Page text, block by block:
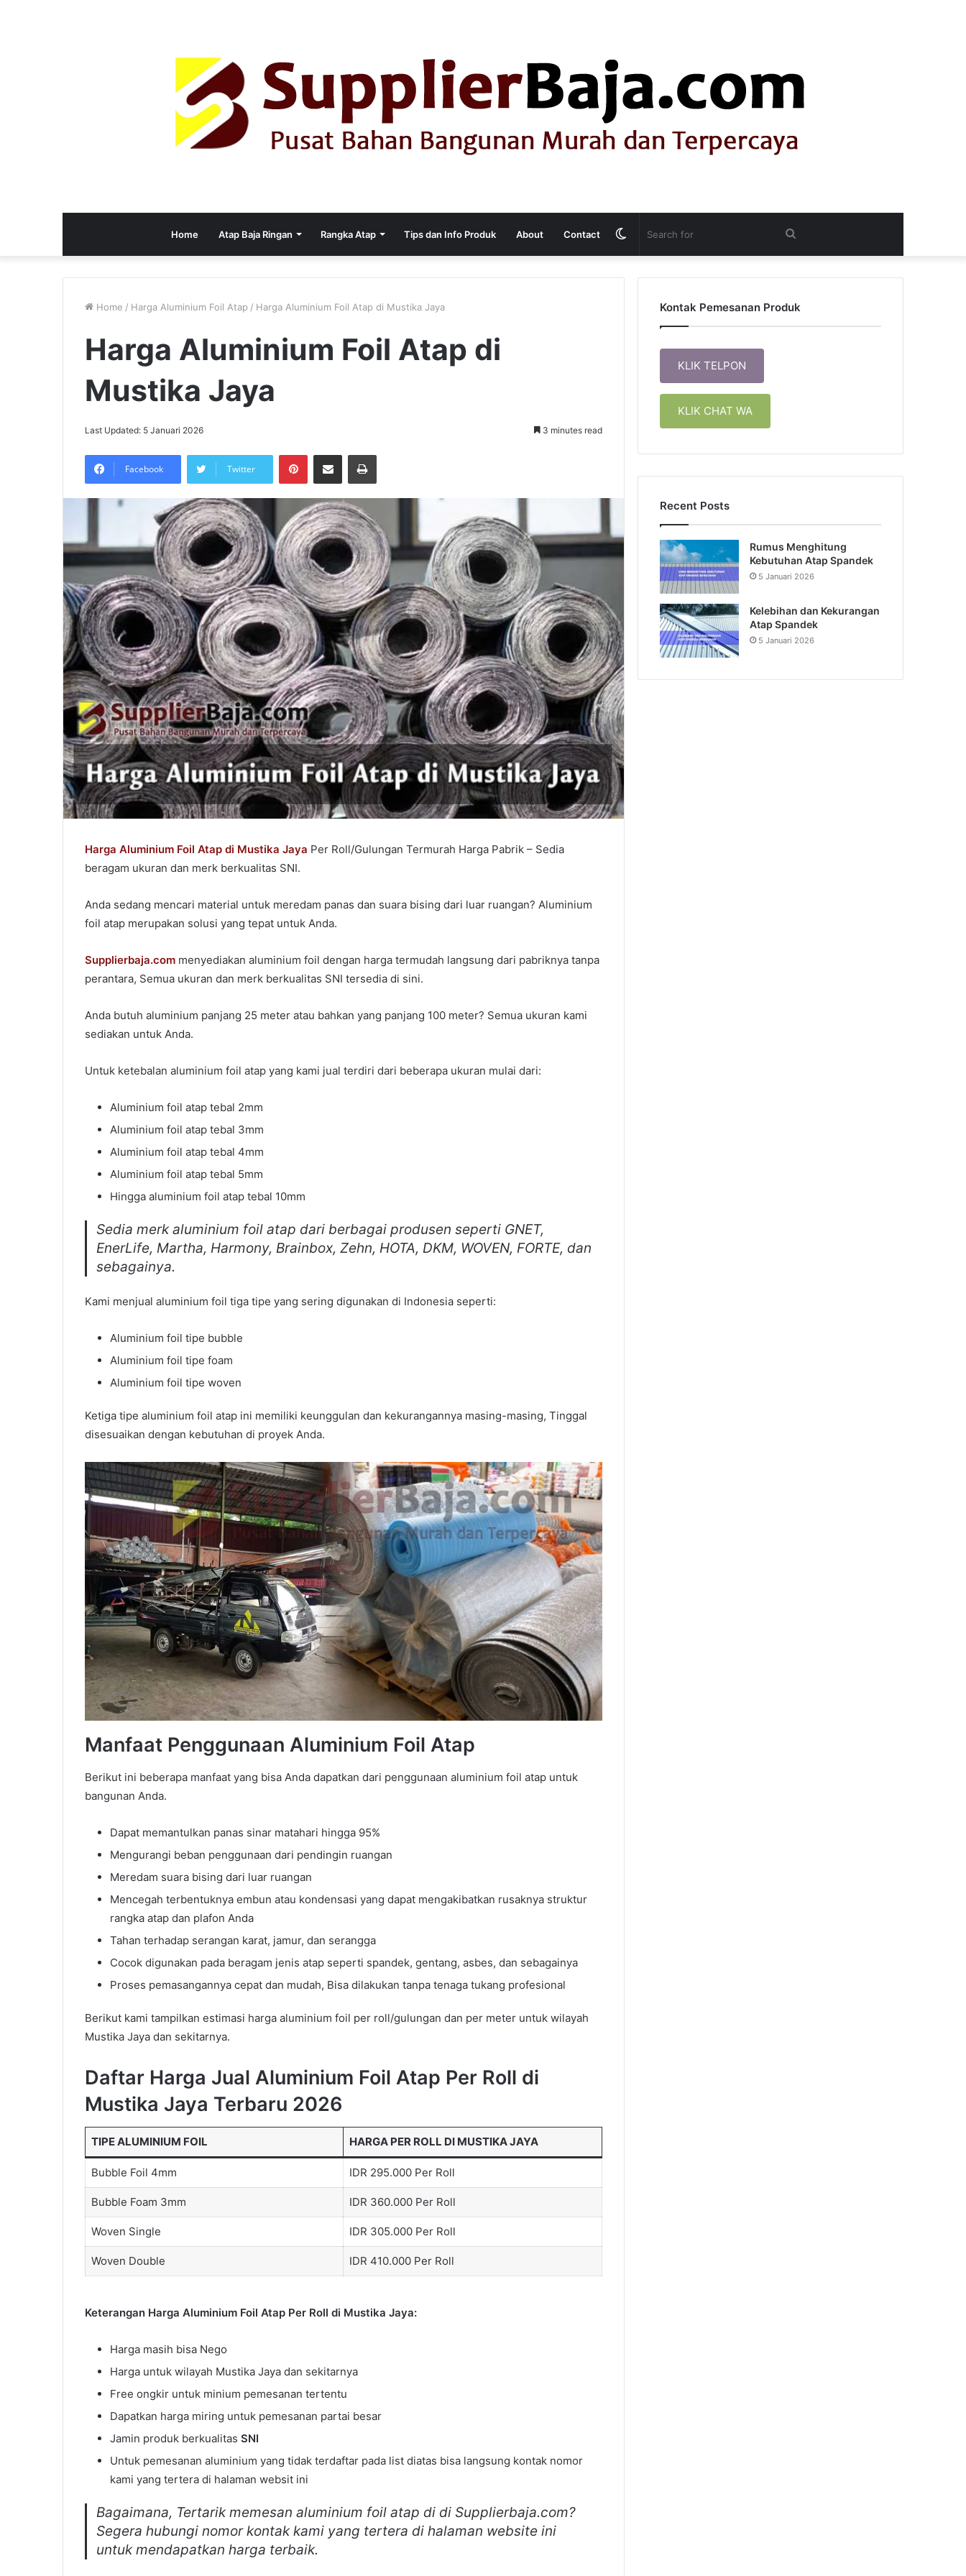
Home Atap Baja Ringan Rangka Atap Tips dan Info Produk About Contact
for
Switch
skin
Home / Harga Aluminium Foil Atap / Harga Aluminium Foil Atap di Mustika Jaya
Harga Aluminium Foil Atap di
Mustika Jaya
Last Updated: 5 Januari 2026 3 minutes read
Facebook Twitter
PinterestShare via Email Print
Harga Aluminium Foil Atap di Mustika Jaya Per Roll/Gulungan Termurah Harga Pabrik – Sedia
beragam ukuran dan merk berkualitas SNI.
Anda sedang mencari material untuk meredam panas dan suara bising dari luar ruangan? Aluminium
foil atap merupakan solusi yang tepat untuk Anda.
Supplierbaja.com menyediakan aluminium foil dengan harga termudah langsung dari pabriknya tanpa
perantara, Semua ukuran dan merk berkualitas SNI tersedia di sini.
Anda butuh aluminium panjang 25 meter atau bahkan yang panjang 100 meter? Semua ukuran kami
sediakan untuk Anda.
Untuk ketebalan aluminium foil atap yang kami jual terdiri dari beberapa ukuran mulai dari:
Aluminium foil atap tebal 2mm
Aluminium foil atap tebal 3mm
Aluminium foil atap tebal 4mm
Aluminium foil atap tebal 5mm
Hingga aluminium foil atap tebal 10mm
Sedia merk aluminium foil atap dari berbagai produsen seperti GNET,
EnerLife, Martha, Harmony, Brainbox, Zehn, HOTA, DKM, WOVEN, FORTE, dan
sebagainya.
Kami menjual aluminium foil tiga tipe yang sering digunakan di Indonesia seperti:
Aluminium foil tipe bubble
Aluminium foil tipe foam
Aluminium foil tipe woven
Ketiga tipe aluminium foil atap ini memiliki keunggulan dan kekurangannya masing-masing, Tinggal
disesuaikan dengan kebutuhan di proyek Anda.
Manfaat Penggunaan Aluminium Foil Atap
Berikut ini beberapa manfaat yang bisa Anda dapatkan dari penggunaan aluminium foil atap untuk
bangunan Anda.
Dapat memantulkan panas sinar matahari hingga 95%
Mengurangi beban penggunaan dari pendingin ruangan
Meredam suara bising dari luar ruangan
Mencegah terbentuknya embun atau kondensasi yang dapat mengakibatkan rusaknya struktur
rangka atap dan plafon Anda
Tahan terhadap serangan karat, jamur, dan serangga
Cocok digunakan pada beragam jenis atap seperti spandek, gentang, asbes, dan sebagainya
Proses pemasangannya cepat dan mudah, Bisa dilakukan tanpa tenaga tukang profesional
Berikut kami tampilkan estimasi harga aluminium foil per roll/gulungan dan per meter untuk wilayah
Mustika Jaya dan sekitarnya.
Daftar Harga Jual Aluminium Foil Atap Per Roll di
Mustika Jaya Terbaru 2026
TIPE ALUMINIUM FOIL HARGA PER ROLL DI MUSTIKA JAYA
Bubble Foil 4mm IDR 295.000 Per Roll
Bubble Foam 3mm IDR 360.000 Per Roll
Woven Single IDR 305.000 Per Roll
Woven Double IDR 410.000 Per Roll
Keterangan Harga Aluminium Foil Atap Per Roll di Mustika Jaya:
Harga masih bisa Nego
Harga untuk wilayah Mustika Jaya dan sekitarnya
Free ongkir untuk minium pemesanan tertentu
Dapatkan harga miring untuk pemesanan partai besar
Jamin produk berkualitas SNI
Untuk pemesanan aluminium yang tidak terdaftar pada list diatas bisa langsung kontak nomor
kami yang tertera di halaman websit ini
Bagaimana, Tertarik memesan aluminium foil atap di di Supplierbaja.com?
Segera hubungi nomor kontak kami yang tertera di halaman website ini
untuk mendapatkan harga terbaik.
Kontak Pemesanan Produk
KLIK TELPON
KLIK CHAT WA
Recent Posts
Rumus Menghitung
Kebutuhan Atap Spandek
5 Januari 2026
Kelebihan dan Kekurangan
Atap Spandek
5 Januari 2026